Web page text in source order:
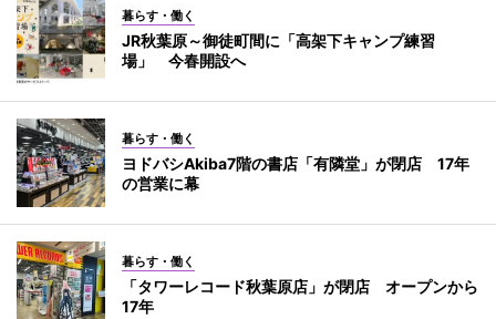
暮らす・働く
JR秋葉原～御徒町間に「高架下キャンプ練習
場」 今春開設へ
暮らす・働く
ヨドバシAkiba7階の書店「有隣堂」が閉店 17年
の営業に幕
暮らす・働く
「タワーレコード秋葉原店」が閉店 オープンから
17年